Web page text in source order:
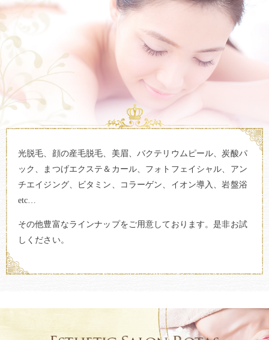
光脱毛、顔の産毛脱毛、美眉、バクテリウムピール、炭酸パ
ック、まつげエクステ＆カール、フォトフェイシャル、アン
チエイジング、ビタミン、コラーゲン、イオン導入、岩盤浴
etc…
その他豊富なラインナップをご用意しております。是非お試
しください。